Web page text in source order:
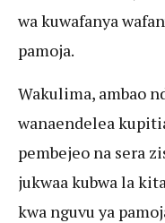
wa kuwafanya
pamoja.
Wakulima, ambao
wanaendelea
pembejeo na sera
jukwaa kubwa la
kwa nguvu ya